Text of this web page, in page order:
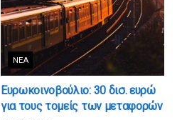
ΝΈΑ
Ευρωκοινοβούλιο: 30 δισ. ευρώ
για τους τομείς των μεταφορών